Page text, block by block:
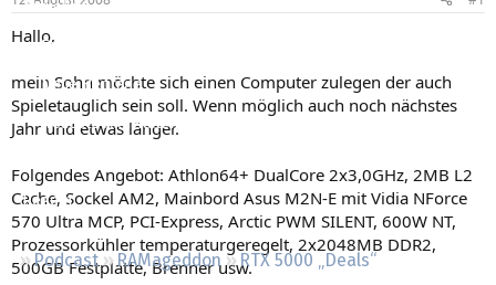
Aktuelles
Empfohlene Inhalte
Neue Beiträge
Neueste Aktivitäten
Regeln
Podcast RAMageddon
RTX 5000 „Deals“
m
Hallo,
mein Sohn möchte sich einen Computer zulegen der auch
Spieletauglich sein soll. Wenn möglich auch noch nächstes
Jahr und etwas länger.
Folgendes Angebot: Athlon64+ DualCore 2x3,0GHz, 2MB L2
Cache, Sockel AM2, Mainbord Asus M2N-E mit Vidia NForce
570 Ultra MCP, PCI-Express, Arctic PWM SILENT, 600W NT,
Prozessorkühler temperaturgeregelt, 2x2048MB DDR2,
500GB Festplatte, Brenner usw.